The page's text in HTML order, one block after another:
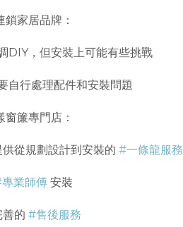
鎖家居品牌：
DIY，但安裝上可能有些挑戰
自行處理配件和安裝問題
窗簾專門店：
供從規劃設計到安裝的 #一條龍服務
業師傅 安裝
善的 #售後服務